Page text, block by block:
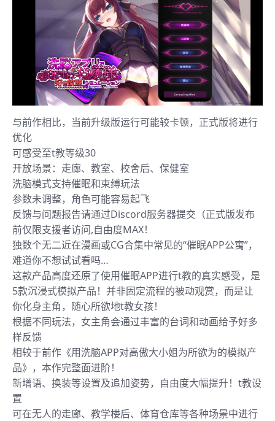
与前作相比，当前升级版运行可能较卡顿，正式版将进行
优化
可感受至t教等级30
开放场景：走廊、教室、校舍后、保健室
洗脑模式支持催眠和束缚玩法
参数未调整，角色可能容易起飞
反馈与问题报告请通过Discord服务器提交（正式版发布
前仅限支援者访问,自由度MAX！
独数个无二近在漫画或CG合集中常见的“催眠APP公寓”，
难道你不想试试看吗…
这款产品高度还原了使用催眠APP进行t教的真实感受，是
5款沉浸式模拟产品！并非固定流程的被动观赏，而是让
你化身主角，随心所欲地t教女孩！
根据不同玩法，女主角会通过丰富的台词和动画给予好多
样反馈
相较于前作《用洗脑APP对高傲大小姐为所欲为的模拟产
品》，本作完整面进阶！
新增语、换装等设置及追加姿势，自由度大幅提升！t教设
置
可在无人的走廊、教学楼后、体育仓库等各种场景中进行